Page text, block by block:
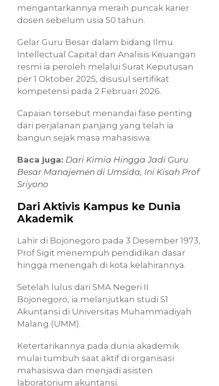
mengantarkannya meraih puncak karier
dosen sebelum usia 50 tahun.
Gelar Guru Besar dalam bidang Ilmu
Intellectual Capital dan Analisis Keuangan
resmi ia peroleh melalui Surat Keputusan
per 1 Oktober 2025, disusul sertifikat
kompetensi pada 2 Februari 2026.
Capaian tersebut menandai fase penting
dari perjalanan panjang yang telah ia
bangun sejak masa mahasiswa.
Baca juga: Dari Kimia Hingga Jadi Guru
Besar Manajemen di Umsida, Ini Kisah Prof
Sriyono
Dari Aktivis Kampus ke Dunia
Akademik
Lahir di Bojonegoro pada 3 Desember 1973,
Prof Sigit menempuh pendidikan dasar
hingga menengah di kota kelahirannya.
Setelah lulus dari SMA Negeri II
Bojonegoro, ia melanjutkan studi S1
Akuntansi di Universitas Muhammadiyah
Malang (UMM).
Ketertarikannya pada dunia akademik
mulai tumbuh saat aktif di organisasi
mahasiswa dan menjadi asisten
laboratorium akuntansi.